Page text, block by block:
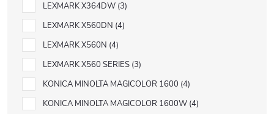
LEXMARK X364DW 3
LEXMARK X560DN 4
LEXMARK X560N 4
LEXMARK X560 SERIES 3
KONICA MINOLTA MAGICOLOR 1600 4
KONICA MINOLTA MAGICOLOR 1600W 4